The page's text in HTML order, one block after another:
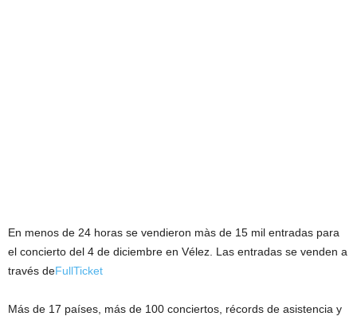
En menos de 24 horas se vendieron màs de 15 mil entradas para
el concierto del 4 de diciembre en Vélez. Las entradas se venden a
través deFullTicket
Más de 17 países, más de 100 conciertos, récords de asistencia y